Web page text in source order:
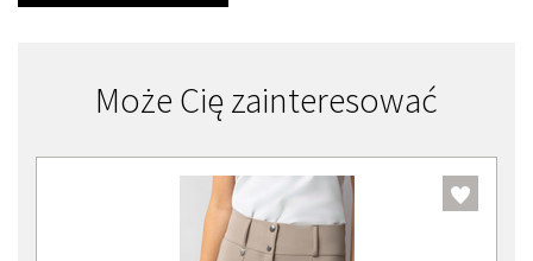
Może Cię zainteresować